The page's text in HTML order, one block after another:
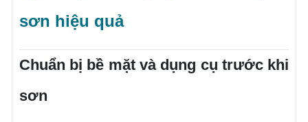
sơn hiệu quả
Chuẩn bị bề mặt và dụng cụ trước khi
sơn